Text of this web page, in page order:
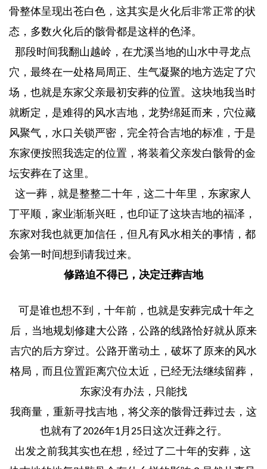
骨整体呈现出苍白色，这其实是火化后非常正常的状
态，多数火化后的骸骨都是这样的色泽。
那段时间我翻山越岭，在尤溪当地的山水中寻龙点
穴，最终在一处格局周正、生气凝聚的地方选定了穴
场，也就是东家父亲最初安葬的位置。这块地我当时
就断定，是难得的风水吉地，龙势绵延而来，穴位藏
风聚气，水口关锁严密，完全符合吉地的标准，于是
东家便按照我选定的位置，将装着父亲发白骸骨的金
坛安葬在了这里。
这一葬，就是整整二十年，这二十年里，东家家人
丁平顺，家业渐渐兴旺，也印证了这块吉地的福泽，
东家对我也就更加信任，但凡有风水相关的事情，都
会第一时间想到请我过来。
修路迫不得已，决定迁葬吉地
可是谁也想不到，十年前，也就是安葬完成十年之
后，当地规划修建大公路，公路的线路恰好就从原来
吉穴的后方穿过。公路开凿动土，破坏了原来的风水
格局，而且位置距离穴位太近，已经无法继续留葬，
东家没有办法，只能找
我商量，重新寻找吉地，将父亲的骸骨迁葬过去，这
也就有了2026年1月 25 日这次迁葬之行。
出发之前我其实也在想，经过了二十年的安葬，这